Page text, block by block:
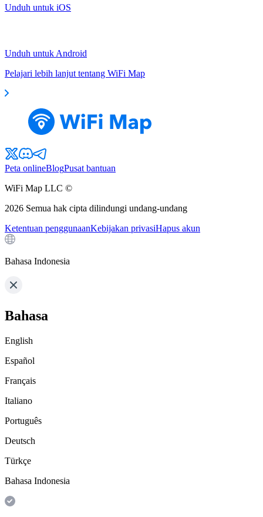
Unduh untuk iOS
Unduh untuk Android
Pelajari lebih lanjut tentang WiFi Map
Peta onlineBlogPusat bantuan
WiFi Map LLC ©
2026 Semua hak cipta dilindungi undang-undang
Ketentuan penggunaanKebijakan privasiHapus akun
Bahasa Indonesia
Bahasa
English
Español
Français
Italiano
Português
Deutsch
Türkçe
Bahasa Indonesia